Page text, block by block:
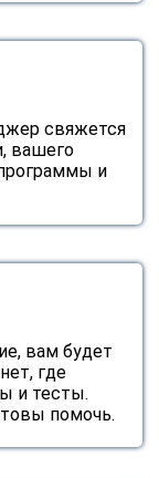
свяжется
вашего
и
вам будет
где
и тесты.
помочь.